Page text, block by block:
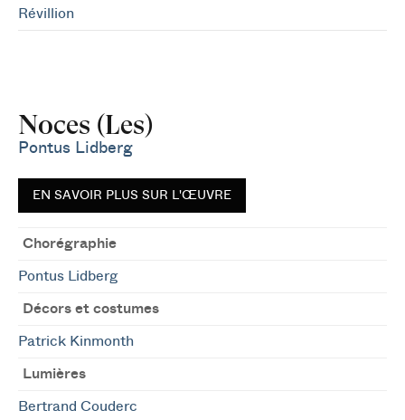
Révillion
Noces (Les)
Pontus Lidberg
EN SAVOIR PLUS SUR L'ŒUVRE
Chorégraphie
Pontus Lidberg
Décors et costumes
Patrick Kinmonth
Lumières
Bertrand Couderc